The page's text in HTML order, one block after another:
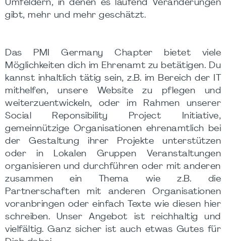
Umfeldern, in denen es laufend Veränderungen
gibt, mehr und mehr geschätzt.
Das PMI Germany Chapter bietet viele
Möglichkeiten dich im Ehrenamt zu betätigen. Du
kannst inhaltlich tätig sein, z.B. im Bereich der IT
mithelfen, unsere Website zu pflegen und
weiterzuentwickeln, oder im Rahmen unserer
Social Reponsibility Project Initiative,
gemeinnützige Organisationen ehrenamtlich bei
der Gestaltung ihrer Projekte unterstützen
oder in Lokalen Gruppen Veranstaltungen
organisieren und durchführen oder mit anderen
zusammen ein Thema wie z.B. die
Partnerschaften mit anderen Organisationen
voranbringen oder einfach Texte wie diesen hier
schreiben. Unser Angebot ist reichhaltig und
vielfältig. Ganz sicher ist auch etwas Gutes für